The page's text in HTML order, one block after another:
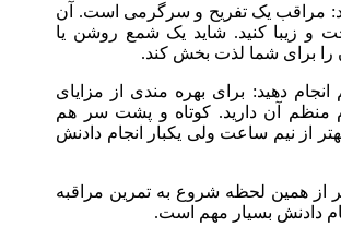
مراقب یک تفریح و سرگرمی است. آن
و زیبا کنید. شاید یک شمع روشن یا
را برای شما لذت بخش کند.
دهید: برای بهره مندی از مزایای
منظم آن دارید. کوتاه و پشت سر هم
از نیم ساعت ولی یکبار انجام دادنش
از همین لحظه شروع به تمرین مراقبه
دادنش بسیار مهم است.